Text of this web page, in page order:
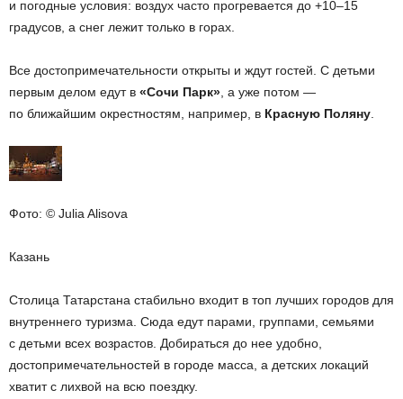
и погодные условия: воздух часто прогревается до +10–15
градусов, а снег лежит только в горах.
Все достопримечательности открыты и ждут гостей. С детьми
первым делом едут в «Сочи Парк» , а уже потом —
по ближайшим окрестностям, например, в Красную Поляну
Фото: © Julia Alisova
Казань
Столица Татарстана стабильно входит в топ лучших городов для
внутреннего туризма. Сюда едут парами, группами, семьями
с детьми всех возрастов. Добираться до нее удобно,
достопримечательностей в городе масса, а детских локаций
хватит с лихвой на всю поездку.